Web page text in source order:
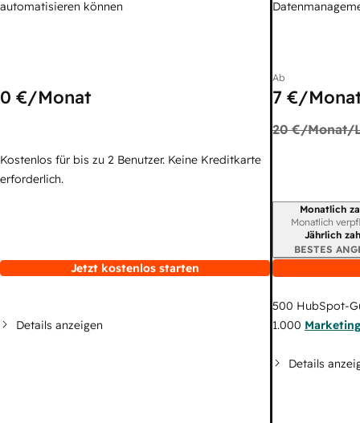
automatisieren können
0 €/Monat
Kostenlos für bis zu 2 Benutzer. Keine Kreditkarte
erforderlich.
Jetzt kostenlos starten
Details anzeigen
Ab
7 €/
20 €/Monat/
Monatlich
Monatlich
Jährlich
BESTES
500 HubSpot-
1.000
Details